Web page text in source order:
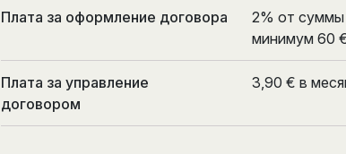
Плата за оформление договора
2% от суммы
минимум 60
Плата за управление
договором
3,90 € в